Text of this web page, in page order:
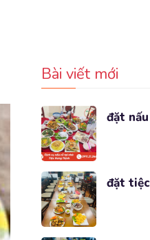
Bài viết mới
đặt
đặt